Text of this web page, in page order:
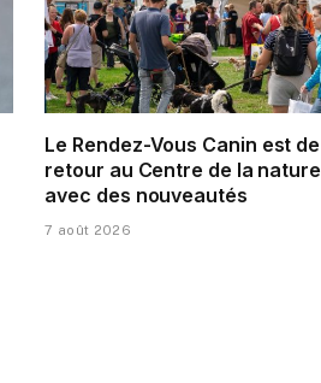
Le Rendez-Vous Canin est de
retour au Centre de la nature
avec des nouveautés
7 août 2026